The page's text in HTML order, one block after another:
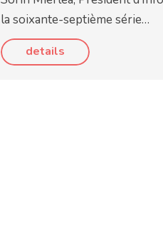
la soixante-septième série…
details